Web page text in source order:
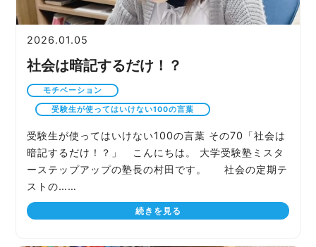
2026.01.05
社会は暗記するだけ！？
モチベーション
受験生が使ってはいけない100の言葉
受験生が使ってはいけない100の言葉 その70「社会は
暗記するだけ！？」 こんにちは。 大学受験塾ミスタ
ーステップアップの塾長の村田です。 社会の定期テ
ストの……
続きを見る